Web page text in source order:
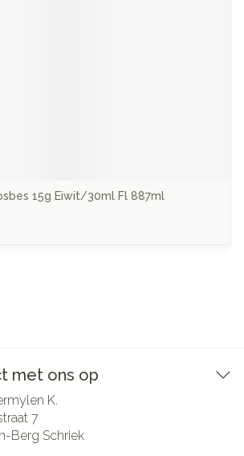
15g Eiwit/30ml Fl 887ml
met ons op
K.
7
Berg Schriek